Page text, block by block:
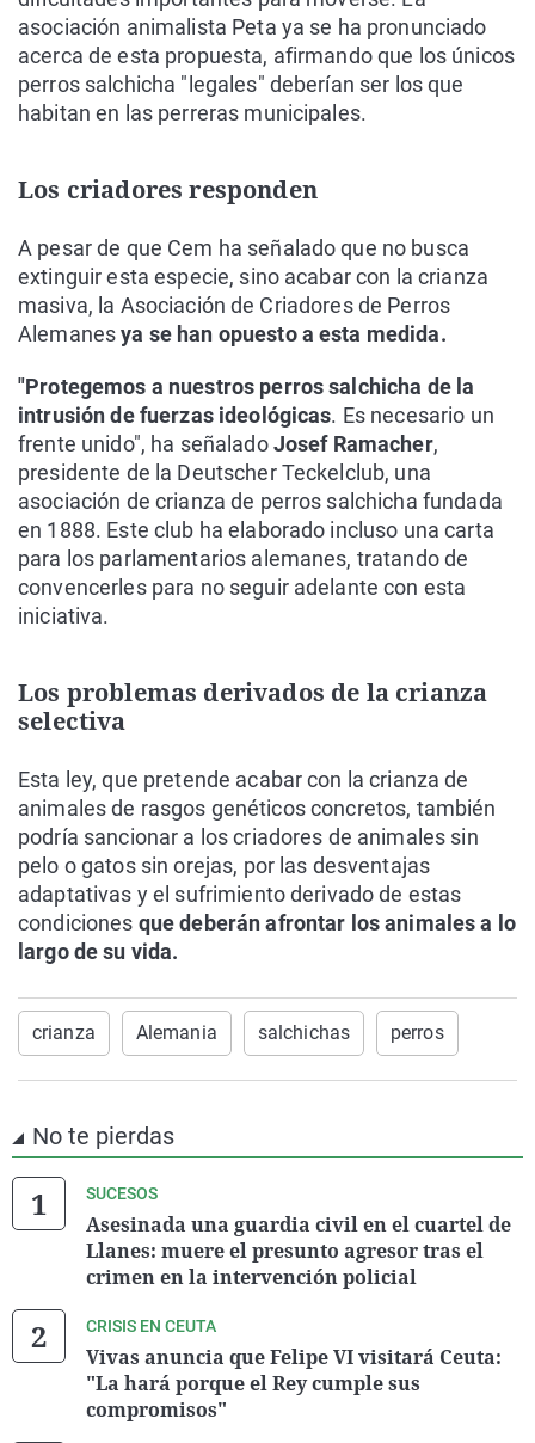
asociación animalista Peta ya se ha pronunciado
acerca de esta propuesta, afirmando que los únicos
perros salchicha "legales" deberían ser los que
habitan en las perreras municipales.
Los criadores responden
A pesar de que Cem ha señalado que no busca
extinguir esta especie, sino acabar con la crianza
masiva, la Asociación de Criadores de Perros
Alemanesya se han opuesto a esta medida.
"Protegemos a nuestros perros salchicha de la
intrusión de fuerzas ideológicas. Es necesario un
frente unido", ha señaladoJosef Ramacher,
presidente de la Deutscher Teckelclub, una
asociación de crianza de perros salchicha fundada
en 1888. Este club ha elaborado incluso una carta
para los parlamentarios alemanes, tratando de
convencerles para no seguir adelante con esta
iniciativa.
Los problemas derivados de la crianza
selectiva
Esta ley, que pretende acabar con la crianza de
animales de rasgos genéticos concretos, también
podría sancionar a los criadores de animales sin
pelo o gatos sin orejas, por las desventajas
adaptativas y el sufrimiento derivado de estas
condiciones que deberán afrontar los animales a lo
largo de su vida.
crianza Alemania salchichas perros
No te pierdas
SUCESOS
Asesinada una guardia civil en el cuartel de
Llanes: muere el presunto agresor tras el
crimen en la intervención policial
CRISIS EN CEUTA
Vivas anuncia que Felipe VI visitará Ceuta:
"La hará porque el Rey cumple sus
compromisos"